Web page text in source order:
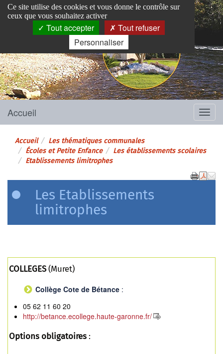
Pins-Justaret
Site officiel de la mairie
Menu
Accueil
Accueil
Les thématiques communales
Écoles et Petite Enfance
Les établissements scolaires
Etablissements limitrophes
Les Etablissements
limitrophes
COLLEGES(Muret)
Collège Cote de Bétance :
05 62 11 60 20
http://betance.ecollege.haute-garonne.fr/
Options obligatoires :
Panneau de gestion des cookies
Ce site utilise des cookies et vous donne le contrôle sur
ceux que vous souhaitez activer
Tout accepter
Tout refuser
Personnaliser